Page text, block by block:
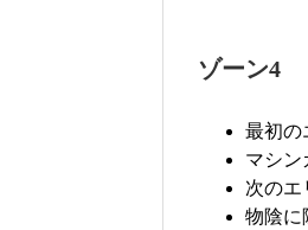
ゾーン4
最初の
マシン
次のエ
物陰に